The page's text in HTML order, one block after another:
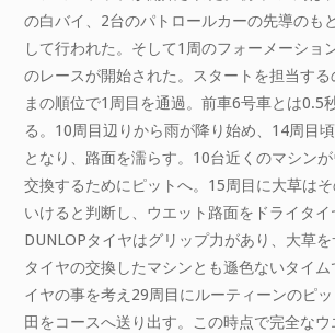
の白バイ、2台のパトロールカーの先導のも
して行われた。そして1周のフォーメーショ
のレースが開始された。スタートを担当する
まの順位で1周目を通過。前車6号車とは0.5
る。10周目辺りから雨が降り始め、14周目
となり、路面を濡らす。10台近くのマシン
交換するためにピットへ。15周目に大草は
いけると判断し、ウエット路面をドライタイ
DUNLOPタイヤはグリップ力があり、大草
タイヤの交換したマシンとも遜色ないタイ
イヤの事を考え29周目にルーティーンのピ
田をコースへ送り出す。この時点で完全な